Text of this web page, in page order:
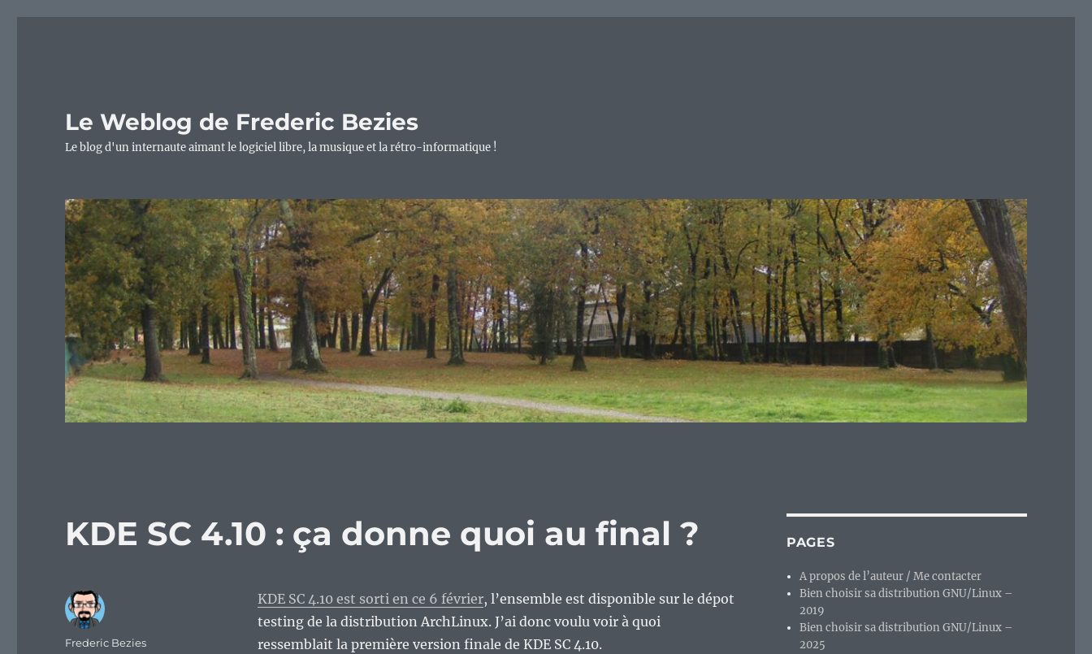
Le Weblog de Frederic Bezies
Le blog d'un internaute aimant le logiciel libre, la musique et la rétro-informatique !
KDE SC 4.10 : ça donne quoi au final ?
KDE SC 4.10 est sorti en ce 6 février, l’ensemble est disponible sur le dépot
testing de la distribution ArchLinux. J’ai donc voulu voir à quoi
ressemblait la première version finale de KDE SC 4.10.
Auteur
Frederic Bezies
PAGES
A propos de l’auteur / Me contacter
Bien choisir sa distribution GNU/Linux –
2019
Bien choisir sa distribution GNU/Linux –
2025